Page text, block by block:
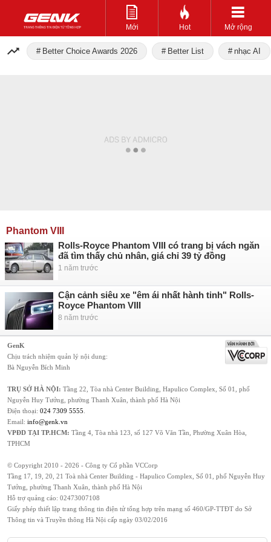
Mới Hot Mở rộng
Better Choice Awards 2026 Better List nhạc AI
Phantom VIII
Rolls-Royce Phantom VIII có trang bị vách ngăn
đã tìm thấy chủ nhân, giá chỉ 39 tỷ đồng
1 năm trước
Cận cảnh siêu xe "êm ái nhất hành tinh" Rolls-
Royce Phantom VIII
8 năm trước
GenK
Chịu trách nhiệm quản lý nội dung:
Bà Nguyễn Bích Minh
TRỤ SỞ HÀ NỘI: Tầng 22, Tòa nhà Center Building, Hapulico Complex, Số 01, phố
Nguyễn Huy Tưởng, phường Thanh Xuân, thành phố Hà Nội
Điện thoại: 024 7309 5555
Email: info@genk.vn
VPĐD TẠI TP.HCM: Tầng 4, Tòa nhà 123, số 127 Võ Văn Tần, Phường Xuân Hòa,
TPHCM
© Copyright 2010 - 2026 - Công ty Cổ phần VCCorp
Tầng 17, 19, 20, 21 Toà nhà Center Building - Hapulico Complex, Số 01, phố Nguyễn Huy
Tưởng, phường Thanh Xuân, thành phố Hà Nội
Hỗ trợ quảng cáo: 02473007108
Giấy phép thiết lập trang thông tin điện tử tổng hợp trên mạng số 460/GP-TTĐT do Sở
Thông tin và Truyền thông Hà Nội cấp ngày 03/02/2016